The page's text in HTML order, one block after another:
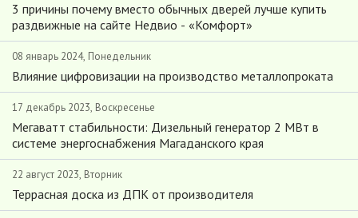
3 причины почему вместо обычных дверей лучше купить
раздвижные на сайте Недвио - «Комфорт»
08 январь 2024, Понедельник
Влияние цифровизации на производство металлопроката
17 декабрь 2023, Воскресенье
Мегаватт стабильности: Дизельный генератор 2 МВт в
системе энергоснабжения Магаданского края
22 август 2023, Вторник
Террасная доска из ДПК от производителя